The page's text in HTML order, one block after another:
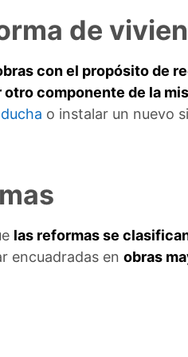
de
con el propósito de
componente de la
o instalar un nuevo
las reformas se
encuadradas en obras